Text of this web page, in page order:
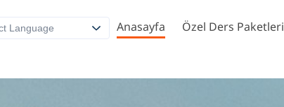
Language Anasayfa Özel Ders Paketleri